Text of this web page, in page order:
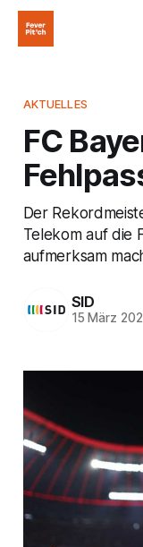
AKTUELLES
FC
Der
Telekom auf die
aufmerksam
SID
15 März